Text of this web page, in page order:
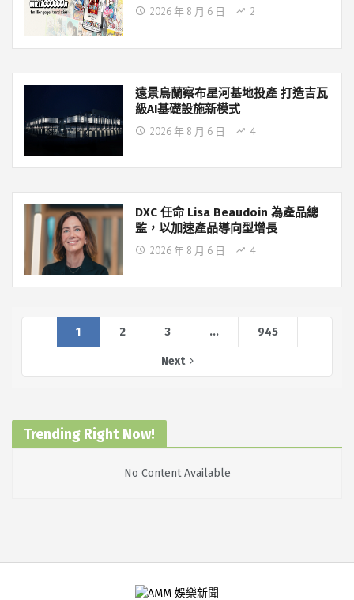
2026 年 8 月 6 日 2
遠景烏蘭察布星河基地投產 打造吉瓦
級AI基礎設施新模式
2026 年 8 月 6 日 4
DXC 任命 Lisa Beaudoin 為產品總
監，以加速產品導向型增長
2026 年 8 月 6 日 4
1 2 3 ... 945
Next
Trending Right Now!
No Content Available